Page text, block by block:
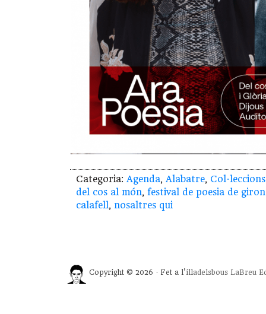
Categoria: Agenda, Alabatre, Col·leccions
del cos al món, festival de poesia de
calafell, nosaltres qui
Copyright © 2026 · Fet a l'illadelsbous LaBreu